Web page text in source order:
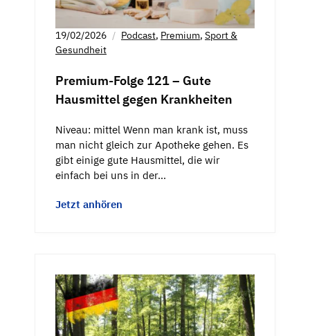
19/02/2026 Podcast, Premium, Sport &
Gesundheit
Premium-Folge 121 – Gute
Hausmittel gegen Krankheiten
Niveau: mittel Wenn man krank ist, muss
man nicht gleich zur Apotheke gehen. Es
gibt einige gute Hausmittel, die wir
einfach bei uns in der…
Jetzt anhören